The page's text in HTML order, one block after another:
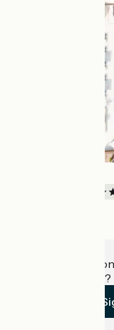
Une
établissement ?